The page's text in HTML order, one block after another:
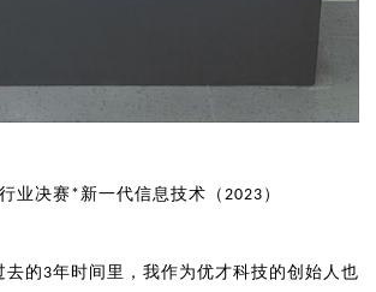
行业决赛* 新一代信息技术（ 2023 ）
去的3年时间里，我作为优才科技的创始人也